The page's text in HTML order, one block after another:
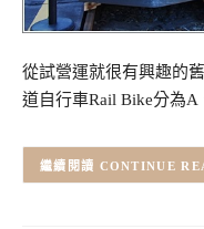
從試營運就很有興趣的
道自行車Rail Bike分為
CONTINUE